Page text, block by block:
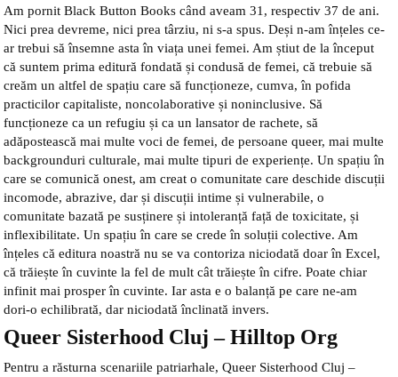
Am pornit Black Button Books când aveam 31, respectiv 37 de ani.
Nici prea devreme, nici prea târziu, ni s-a spus. Deși n-am înțeles ce-
ar trebui să însemne asta în viața unei femei. Am știut de la început
că suntem prima editură fondată și condusă de femei, că trebuie să
creăm un altfel de spațiu care să funcționeze, cumva, în pofida
practicilor capitaliste, noncolaborative și noninclusive. Să
funcționeze ca un refugiu și ca un lansator de rachete, să
adăpostească mai multe voci de femei, de persoane queer, mai multe
backgrounduri culturale, mai multe tipuri de experiențe. Un spațiu în
care se comunică onest, am creat o comunitate care deschide discuții
incomode, abrazive, dar și discuții intime și vulnerabile, o
comunitate bazată pe susținere și intoleranță față de toxicitate, și
inflexibilitate. Un spațiu în care se crede în soluții colective. Am
înțeles că editura noastră nu se va contoriza niciodată doar în Excel,
că trăiește în cuvinte la fel de mult cât trăiește în cifre. Poate chiar
infinit mai prosper în cuvinte. Iar asta e o balanță pe care ne-am
dori-o echilibrată, dar niciodată înclinată invers.
Queer Sisterhood Cluj – Hilltop Org
Pentru a răsturna scenariile patriarhale, Queer Sisterhood Cluj –